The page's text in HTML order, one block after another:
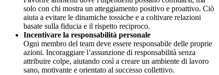
solo con chi mostra un atteggiamento positivo e proattivo. Ciò
aiuta a evitare le dinamiche tossiche e a coltivare relazioni
basate sulla fiducia e il rispetto reciproco.
Incentivare la responsabilità personale
Ogni membro del team deve essere responsabile delle proprie
azioni. Incoraggiare l’assunzione di responsabilità senza
attribuire colpe, aiutando così a creare un ambiente di lavoro
sano, motivante e orientato al successo collettivo.